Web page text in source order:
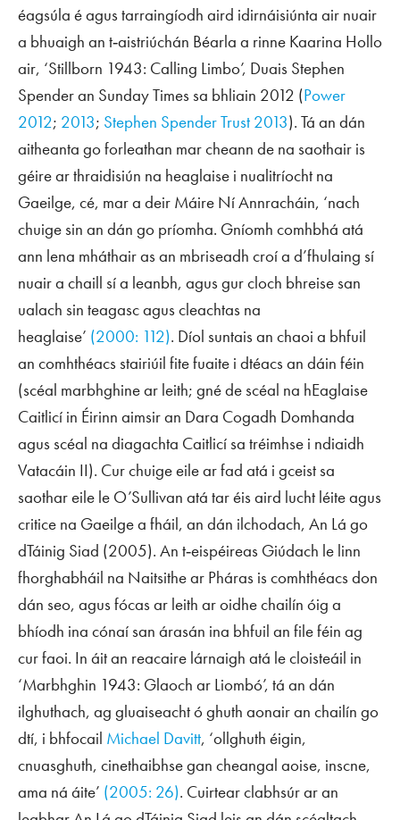
éagsúla é agus tarraingíodh aird idirnáisiúnta air nuair
a bhuaigh an t‑aistriúchán Béarla a rinne Kaarina Hollo
air, ‘Stillborn 1943: Calling Limbo’, Duais Stephen
Spender an Sunday Times sa bhliain 2012 (Power
2012; 2013; Stephen Spender Trust 2013). Tá an dán
aitheanta go forleathan mar cheann de na saothair is
géire ar thraidisiún na heaglaise i nualitríocht na
Gaeilge, cé, mar a deir Máire Ní Annracháin, ‘nach
chuige sin an dán go príomha. Gníomh comhbhá atá
ann lena mháthair as an mbriseadh croí a d’fhulaing sí
nuair a chaill sí a leanbh, agus gur cloch bhreise san
ualach sin teagasc agus cleachtas na
heaglaise’ (2000: 112). Díol suntais an chaoi a bhfuil
an comhthéacs stairiúil fite fuaite i dtéacs an dáin féin
(scéal marbhghine ar leith; gné de scéal na hEaglaise
Caitlicí in Éirinn aimsir an Dara Cogadh Domhanda
agus scéal na diagachta Caitlicí sa tréimhse i ndiaidh
Vatacáin II). Cur chuige eile ar fad atá i gceist sa
saothar eile le O’Sullivan atá tar éis aird lucht léite agus
critice na Gaeilge a fháil, an dán ilchodach, An Lá go
dTáinig Siad (2005). An t‑eispéireas Giúdach le linn
fhorghabháil na Naitsithe ar Pháras is comhthéacs don
dán seo, agus fócas ar leith ar oidhe chailín óig a
bhíodh ina cónaí san árasán ina bhfuil an file féin ag
cur faoi. In áit an reacaire lárnaigh atá le cloisteáil in
‘Marbhghin 1943: Glaoch ar Liombó’, tá an dán
ilghuthach, ag gluaiseacht ó ghuth aonair an chailín go
dtí, i bhfocail Michael Davitt, ‘ollghuth éigin,
cnuasghuth, cinethaibhse gan cheangal aoise, inscne,
ama ná áite’ (2005: 26). Cuirtear clabhsúr ar an